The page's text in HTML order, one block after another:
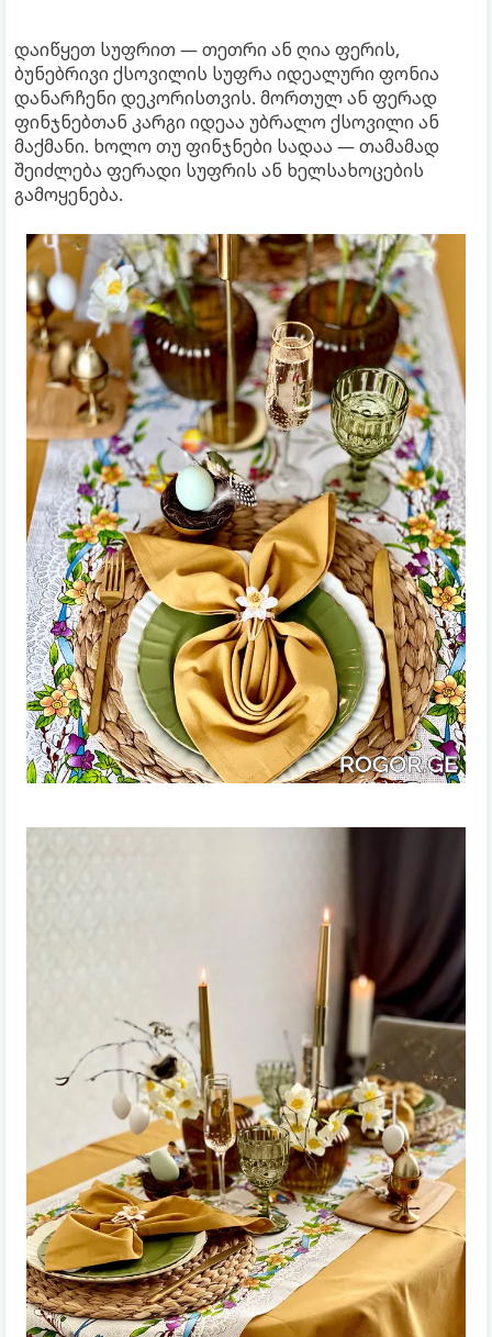
დაიწყეთ სუფრით — თეთრი ან ღია ფერის,
ბუნებრივი ქსოვილის სუფრა იდეალური ფონია
დანარჩენი დეკორისთვის. მორთულ ან ფერად
ფინჯნებთან კარგი იდეაა უბრალო ქსოვილი ან
მაქმანი. ხოლო თუ ფინჯნები სადაა — თამამად
შეიძლება ფერადი სუფრის ან ხელსახოცების
გამოყენება.